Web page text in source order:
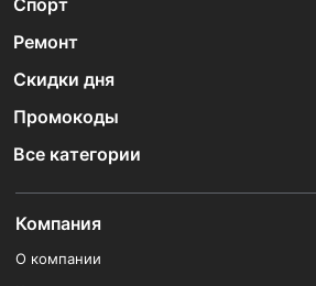
Спорт
Ремонт
Скидки дня
Промокоды
Все категории
Компания
О компании